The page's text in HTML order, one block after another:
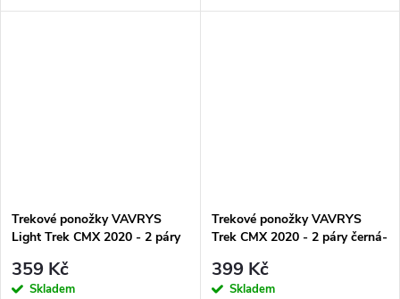
je díky unikátnímu složení a
je díky unikátnímu složení a
Trekové ponožky VAVRYS
Light Trek CMX 2020 - 2 páry
359 Kč
Skladem
Trekové ponožky VAVRYS
Trek CMX 2020 - 2 páry černá-
399 Kč
Skladem